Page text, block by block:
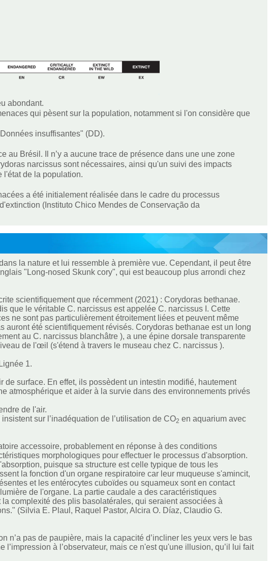
abondant.
qui pèsent sur la population, notamment si l'on considère que
insuffisantes" (DD).
au Brésil. Il n’y a aucune trace de présence dans une une zone
narcissus sont nécessaires, ainsi qu'un suivi des impacts
l'état de la population.
a été initialement réalisée dans le cadre du processus
(Instituto Chico Mendes de Conservação da
la nature et lui ressemble à première vue. Cependant, il peut être
"Long-nosed Skunk cory", qui est beaucoup plus arrondi chez
scientifiquement que récemment (2021) : Corydoras bethanae.
que le véritable C. narcissus est appelée C. narcissus I. Cette
ne sont pas particulièrement étroitement liées et peuvent même
été scientifiquement révisés. Corydoras bethanae est un long
au C. narcissus blanchâtre ), a une épine dorsale transparente
de l'œil (s'étend à travers le museau chez C. narcissus ).
1.
de surface. En effet, ils possèdent un intestin modifié, hautement
atmosphérique et aider à la survie dans des environnements privés
de l'air.
sur l’inadéquation de l’utilisation de CO2 en aquarium avec
accessoire, probablement en réponse à des conditions
morphologiques pour effectuer le processus d'absorption.
puisque sa structure est celle typique de tous les
la fonction d'un organe respiratoire car leur muqueuse s'amincit,
et les entérocytes cuboïdes ou squameux sont en contact
de l'organe. La partie caudale a des caractéristiques
complexité des plis basolatérales, qui seraient associées à
(Silvia E. Plaul, Raquel Pastor, Alcira O. Díaz, Claudio G.
n’a pas de paupière, mais la capacité d’incliner les yeux vers le bas
à l’observateur, mais ce n'est qu'une illusion, qu’il lui fait